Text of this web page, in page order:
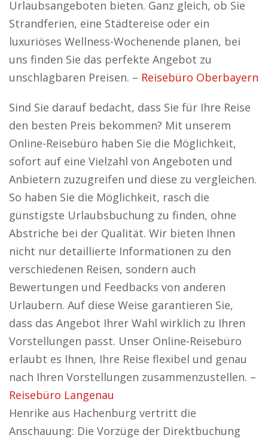
Urlaubsangeboten bieten. Ganz gleich, ob Sie
Strandferien, eine Städtereise oder ein
luxuriöses Wellness-Wochenende planen, bei
uns finden Sie das perfekte Angebot zu
unschlagbaren Preisen. – Reisebüro Oberbayern
Sind Sie darauf bedacht, dass Sie für Ihre Reise
den besten Preis bekommen? Mit unserem
Online-Reisebüro haben Sie die Möglichkeit,
sofort auf eine Vielzahl von Angeboten und
Anbietern zuzugreifen und diese zu vergleichen.
So haben Sie die Möglichkeit, rasch die
günstigste Urlaubsbuchung zu finden, ohne
Abstriche bei der Qualität. Wir bieten Ihnen
nicht nur detaillierte Informationen zu den
verschiedenen Reisen, sondern auch
Bewertungen und Feedbacks von anderen
Urlaubern. Auf diese Weise garantieren Sie,
dass das Angebot Ihrer Wahl wirklich zu Ihren
Vorstellungen passt. Unser Online-Reisebüro
erlaubt es Ihnen, Ihre Reise flexibel und genau
nach Ihren Vorstellungen zusammenzustellen. –
Reisebüro Langenau
Henrike aus Hachenburg vertritt die
Anschauung: Die Vorzüge der Direktbuchung